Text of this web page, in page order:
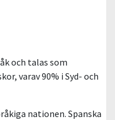
och talas som
varav 90% i Syd- och
nationen. Spanska